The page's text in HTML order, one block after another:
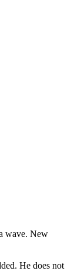
wave. New
He does not